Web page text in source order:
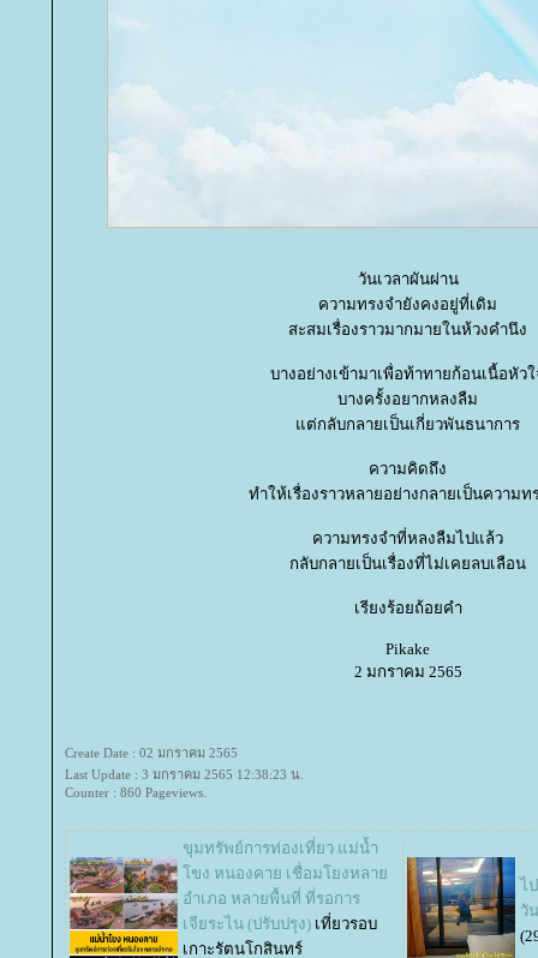
วันเวลาผันผ่าน
ความทรงจำยังคงอยู่ที่เดิม
สะสมเรื่องราวมากมายในห้วงคำนึง
บางอย่างเข้ามาเพื่อท้าทายก้อนเนื้อหัว
บางครั้งอยากหลงลืม
ต่กลับกลายเป็นเกี่ยวพันธนาการ
ความคิดถึง
ทำให้เรื่องราวหลายอย่างกลายเป็นความท
ความทรงจำที่หลงลืมไปแล้ว
กลับกลายเป็นเรื่องที่ไม่เคยลบเลือน
เรียงร้อยถ้อยคำ
Pikake
2 มกราคม 2565
Create Date : 02 มกราคม 2565
Last Update : 3 มกราคม 2565 12:38:23 น.
Counter : 860 Pageviews.
ขุมทรัพย์การท่องเที่ยว แม่น้ำ
ขง หนองคาย เชื่อมโยงหลา
อำเภอ หลายพื้นที่ ที่รอการ
เจียระไน (ปรับปรุง) เที่ยวรอบ
เกาะรัตนโกสินทร์
ไ
วัน